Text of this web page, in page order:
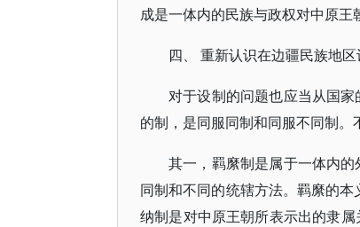
成是一体内的民族与政权对中原王
四、 重新认识在边疆民族地
对于设制的问题也应当从国
的制，是同服同制和同服不同制。
其一，羁縻制是属于一体内
同制和不同的统辖方法。羁縻的本
纳制是对中原王朝所表示出的隶